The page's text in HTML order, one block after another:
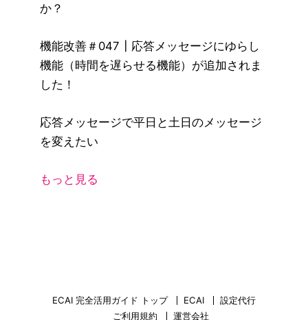
か？
機能改善＃047┃応答メッセージにゆらし
機能（時間を遅らせる機能）が追加されま
した！
応答メッセージで平日と土日のメッセージ
を変えたい
もっと見る
ECAI 完全活用ガイド トップ ECAI
設定代行
ご利用規約
運営会社